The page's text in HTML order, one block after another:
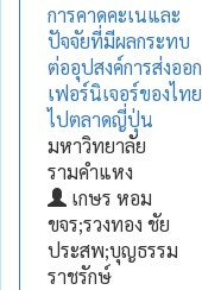
การคาดคะเนและ
ปัจจัยที่มีผลกระทบ
ต่ออุปสงค์การส่งออก
เฟอร์นิเจอร์ของไทย
ไปตลาดญี่ปุ่น
มหาวิทยาลัย
รามคำแหง
เกษร หอม
ขจร;รวงทอง ชัย
ประสพ;บุญธรรม
ราชรักษ์